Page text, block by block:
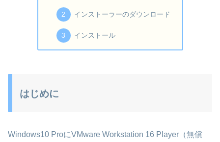
インストーラーのダウンロード
インストール
はじめに
Windows10 ProにVMware Workstation 16 Player（無償